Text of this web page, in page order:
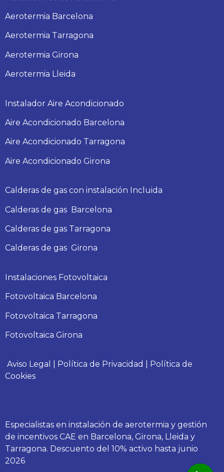
Aerotermia Barcelona
Aerotermia Tarragona
Aerotermia Girona
Aerotermia Lleida
Instalador Aire Acondicionado
Aire Acondicionado Barcelona
Aire Acondicionado Tarragona
Aire Acondicionado Girona
Calderas de gas con instalación Incluida
Calderas de gas Barcelona
Calderas de gas Tarragona
Calderas de gas Girona
Instalaciones Fotovoltaica
Fotovoltaica Barcelona
Fotovoltaica Tarragona
Fotovoltaica Girona
Aviso Legal Política de Privacidad
Política de
Cookies
Especialistas en instalación de aerotermia y gestión
de incentivos CAE en Barcelona, Girona, Lleida y
Tarragona. Descuento del 10% activo hasta junio
2026